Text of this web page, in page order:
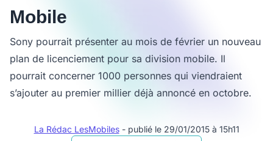
Mobile
Sony pourrait présenter au mois de février un nouveau
plan de licenciement pour sa division mobile. Il
pourrait concerner 1000 personnes qui viendraient
s’ajouter au premier millier déjà annoncé en octobre.
La Rédac LesMobiles - publié le 29/01/2015 à 15h11